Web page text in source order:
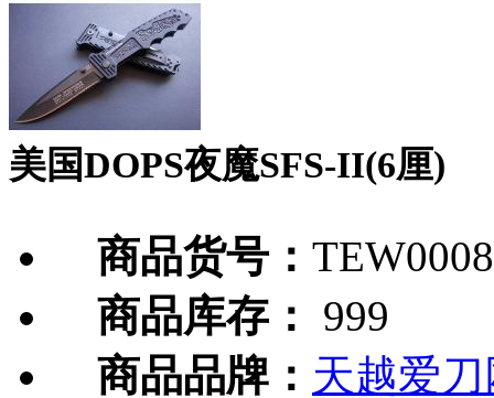
美国DOPS夜魔SFS-II(6厘)
商品货号：
商品库存：
999
商品品牌： 天越爱